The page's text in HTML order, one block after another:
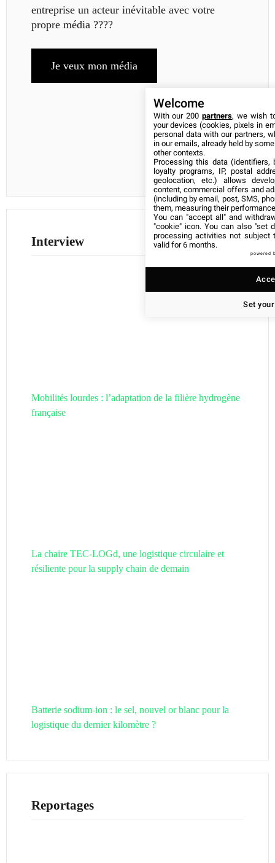
entreprise un acteur inévitable avec votre
propre média ????
Je veux mon média
Interview
Mobilités lourdes : l’adaptation de la filière hydrogène
française
La chaire TEC-LOGd, une logistique circulaire et
résiliente pour la supply chain de demain
Batterie sodium-ion : le sel, nouvel or blanc pour la
logistique du dernier kilomètre ?
Reportages
Welcome
With our 200partners, we wish
your devices (cookies, pixels in
personal data with our partners,
in our emails, already held by
other contexts.
Processing this data (identifiers,
loyalty programs, IP, postal
geolocation, etc.) allows
content, commercial offers and
(including by email, post, SMS,
them, measuring their
You can "accept all" and
"cookie" icon. You can also "set
processing activities not subject
valid for 6 months.
powered
Set